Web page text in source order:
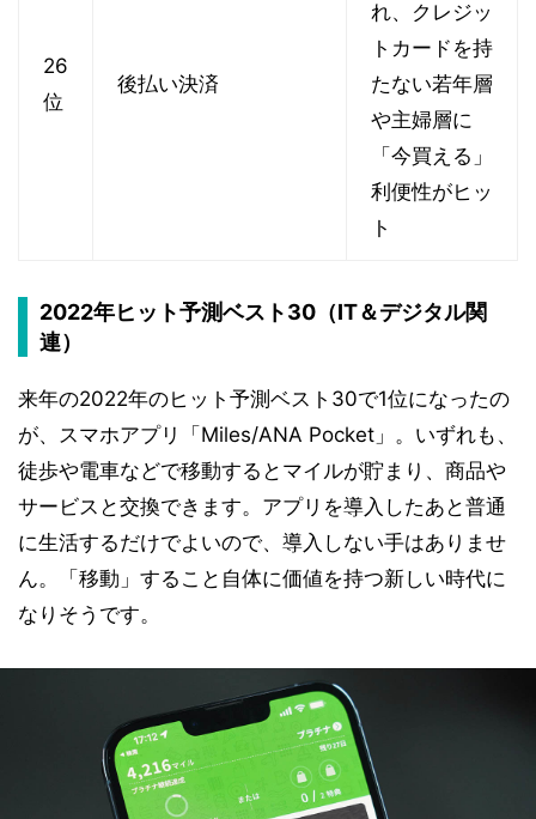
26
位
後払い決済
れ、クレジッ
トカードを持
たない若年層
や主婦層に
「今買える」
利便性がヒッ
ト
2022年ヒット予測ベスト30（IT＆デジタル関
連）
来年の2022年のヒット予測ベスト30で1位になったの
が、スマホアプリ「Miles/ANA Pocket」。いずれも、
徒歩や電車などで移動するとマイルが貯まり、商品や
サービスと交換できます。アプリを導入したあと普通
に生活するだけでよいので、導入しない手はありませ
ん。「移動」すること自体に価値を持つ新しい時代に
なりそうです。